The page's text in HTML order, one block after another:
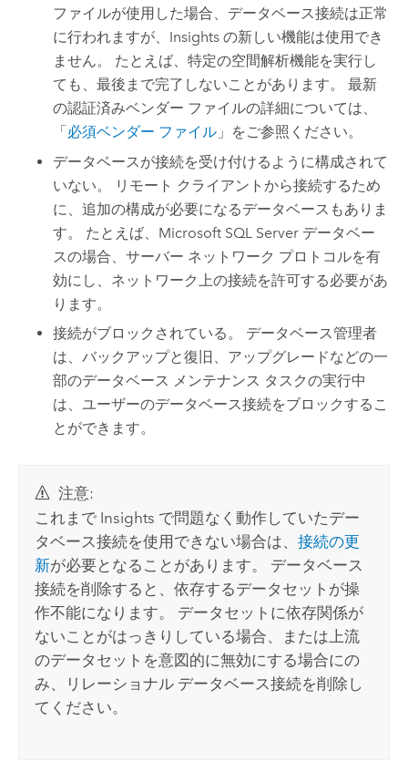
ファイルが使用した場合、データベース接続は正常
に行われますが、 Insights の新しい機能は使用でき
ません。 たとえば、特定の空間解析機能を実行し
ても、最後まで完了しないことがあります。 最新
の認証済みベンダー ファイルの詳細については、
「 必須ベンダー ファイル 」をご参照ください。
データベースが接続を受け付けるように構成されて
いない。 リモート クライアントから接続するため
に、追加の構成が必要になるデータベースもありま
す。 たとえば、 Microsoft SQL Server データベー
スの場合、サーバー ネットワーク プロトコルを有
効にし、ネットワーク上の接続を許可する必要があ
ります。
接続がブロックされている。 データベース管理者
は、バックアップと復旧、アップグレードなどの一
部のデータベース メンテナンス タスクの実行中
は、ユーザーのデータベース接続をブロックするこ
とができます。
注意:
これまで Insights で問題なく動作していたデー
タベース接続を使用できない場合は、接続の更
新が必要となることがあります。 データベース
接続を削除すると、依存するデータセットが操
作不能になります。 データセットに依存関係が
ないことがはっきりしている場合、または上流
のデータセットを意図的に無効にする場合にの
み、リレーショナル データベース接続を削除し
てください。